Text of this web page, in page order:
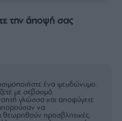
την άποψή σας
ένα ψευδώνυμο.
με σεβασμό.
γλώσσα και αποφύγετε
να
θεωρηθούν προσβλητικές.